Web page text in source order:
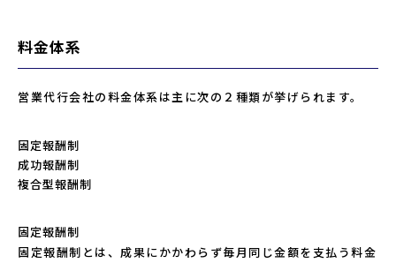
料金体系
営業代行会社の料金体系は主に次の２種類が挙げられます。
固定報酬制
成功報酬制
複合型報酬制
固定報酬制
固定報酬制とは、成果にかかわらず毎月同じ金額を支払う料金